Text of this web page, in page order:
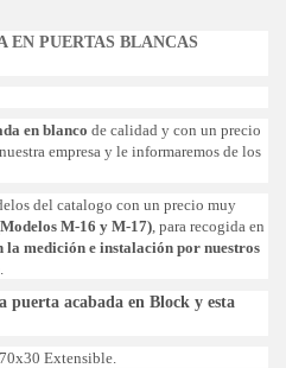
EN PUERTAS BLANCAS
en blanco de calidad y con un precio
empresa y le informaremos de los
del catalogo con un precio muy
M-16 y M-17), para recogida en
la medición e instalación por nuestros
puerta acabada en Block y esta
Extensible.